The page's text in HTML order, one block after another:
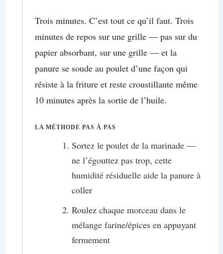
Trois minutes. C’est tout ce qu’il faut. Trois
minutes de repos sur une grille — pas sur du
papier absorbant, sur une grille — et la
panure se soude au poulet d’une façon qui
résiste à la friture et reste croustillante même
10 minutes après la sortie de l’huile.
LA MÉTHODE PAS À PAS
Sortez le poulet de la marinade —
ne l’égouttez pas trop, cette
humidité résiduelle aide la panure à
coller
Roulez chaque morceau dans le
mélange farine/épices en appuyant
fermement